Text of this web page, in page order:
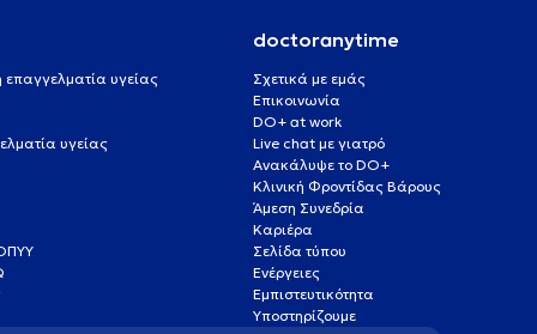
επαγγελματία υγείας
υγείας
doctoranytime
Σχετικά με εμάς
Επικοινωνία
DO+ at work
Live chat με γιατρό
Ανακάλυψε το DO+
Κλινική Φροντίδας Βάρους
Άμεση Συνεδρία
Καριέρα
Σελίδα τύπου
Ενέργειες
Εμπιστευτικότητα
Υποστηρίζουμε